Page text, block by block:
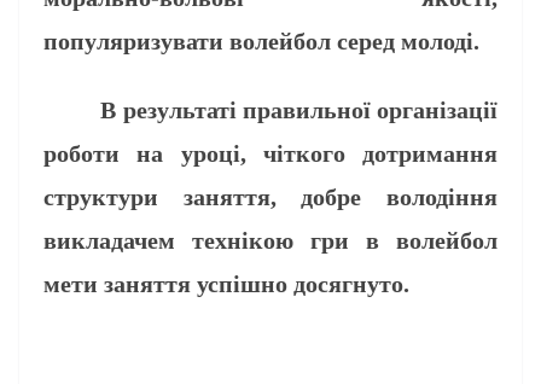
популяризувати волейбол серед молоді.
В результаті правильної організації
роботи на уроці, чіткого дотримання
структури заняття, добре володіння
викладачем технікою гри в волейбол
мети заняття успішно досягнуто.